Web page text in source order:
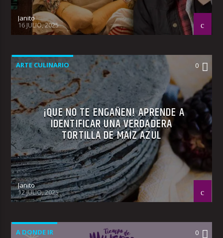
Janito
16 JULIO, 2025
ARTE CULINARIO 0
¡QUE NO TE ENGAÑEN! APRENDE A
IDENTIFICAR UNA VERDADERA
TORTILLA DE MAÍZ AZUL
Janito
12 JULIO, 2025
A DONDE IR 0